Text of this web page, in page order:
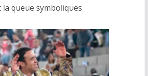
queue symboliques